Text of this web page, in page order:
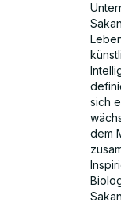
sich
dem